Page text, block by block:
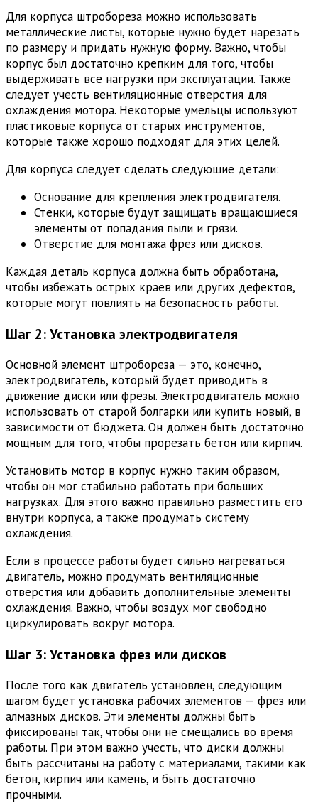
Для корпуса штробореза можно использовать
металлические листы, которые нужно будет нарезать
по размеру и придать нужную форму. Важно, чтобы
корпус был достаточно крепким для того, чтобы
выдерживать все нагрузки при эксплуатации. Также
следует учесть вентиляционные отверстия для
охлаждения мотора. Некоторые умельцы используют
пластиковые корпуса от старых инструментов,
которые также хорошо подходят для этих целей.
Для корпуса следует сделать следующие детали:
Основание для крепления электродвигателя.
Стенки, которые будут защищать вращающиеся
элементы от попадания пыли и грязи.
Отверстие для монтажа фрез или дисков.
Каждая деталь корпуса должна быть обработана,
чтобы избежать острых краев или других дефектов,
которые могут повлиять на безопасность работы.
Шаг 2: Установка электродвигателя
Основной элемент штробореза — это, конечно,
электродвигатель, который будет приводить в
движение диски или фрезы. Электродвигатель можно
использовать от старой болгарки или купить новый, в
зависимости от бюджета. Он должен быть достаточно
мощным для того, чтобы прорезать бетон или кирпич.
Установить мотор в корпус нужно таким образом,
чтобы он мог стабильно работать при больших
нагрузках. Для этого важно правильно разместить его
внутри корпуса, а также продумать систему
охлаждения.
Если в процессе работы будет сильно нагреваться
двигатель, можно продумать вентиляционные
отверстия или добавить дополнительные элементы
охлаждения. Важно, чтобы воздух мог свободно
циркулировать вокруг мотора.
Шаг 3: Установка фрез или дисков
После того как двигатель установлен, следующим
шагом будет установка рабочих элементов — фрез или
алмазных дисков. Эти элементы должны быть
фиксированы так, чтобы они не смещались во время
работы. При этом важно учесть, что диски должны
быть рассчитаны на работу с материалами, такими как
бетон, кирпич или камень, и быть достаточно
прочными.